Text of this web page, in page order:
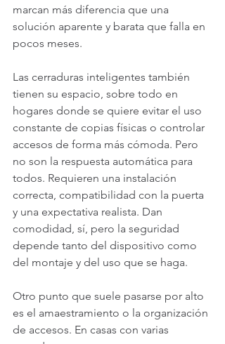
marcan más diferencia que una
solución aparente y barata que falla en
pocos meses.
Las cerraduras inteligentes también
tienen su espacio, sobre todo en
hogares donde se quiere evitar el uso
constante de copias físicas o controlar
accesos de forma más cómoda. Pero
no son la respuesta automática para
todos. Requieren una instalación
correcta, compatibilidad con la puerta
y una expectativa realista. Dan
comodidad, sí, pero la seguridad
depende tanto del dispositivo como
del montaje y del uso que se haga.
Otro punto que suele pasarse por alto
es el amaestramiento o la organización
de accesos. En casas con varias